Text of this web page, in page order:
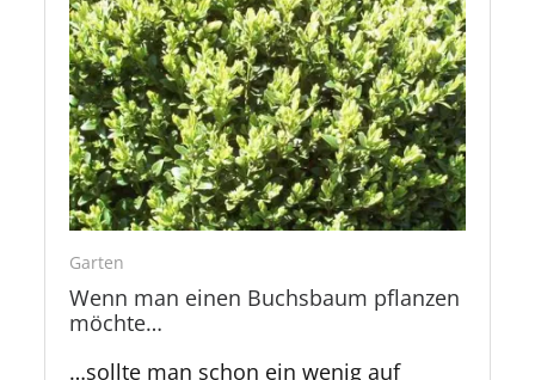
Garten
Wenn man einen Buchsbaum pflanzen
möchte…
…sollte man schon ein wenig auf